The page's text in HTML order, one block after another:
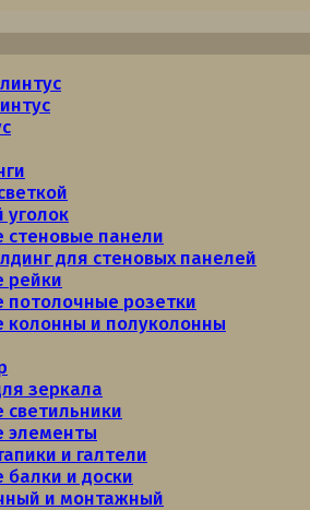
уголок
стеновые панели
для стеновых панелей
рейки
потолочные розетки
колонны и полуколонны
зеркала
элементы
и галтели
и доски
и монтажный